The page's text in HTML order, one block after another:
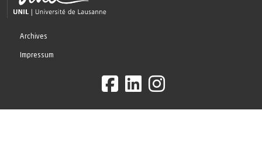
Archives
Impressum